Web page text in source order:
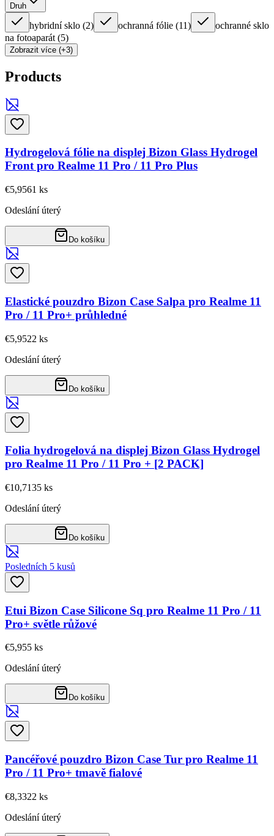
Druh
hybridní sklo (2) ochranná fólie (11)
ochranné sklo
na fotoaparát (5)
Zobrazit více (+3)
Products
Hydrogelová fólie na displej Bizon Glass Hydrogel
Front pro Realme 11 Pro / 11 Pro Plus
€5,9561 ks
Odeslání úterý
Do košíku
Elastické pouzdro Bizon Case Salpa pro Realme 11
Pro / 11 Pro+ průhledné
€5,9522 ks
Odeslání úterý
Do košíku
Folia hydrogelová na displej Bizon Glass Hydrogel
pro Realme 11 Pro / 11 Pro + [2 PACK]
€10,7135 ks
Odeslání úterý
Do košíku
Posledních 5 kusů
Etui Bizon Case Silicone Sq pro Realme 11 Pro / 11
Pro+ světle růžové
€5,955 ks
Odeslání úterý
Do košíku
Pancéřové pouzdro Bizon Case Tur pro Realme 11
Pro / 11 Pro+ tmavě fialové
€8,3322 ks
Odeslání úterý